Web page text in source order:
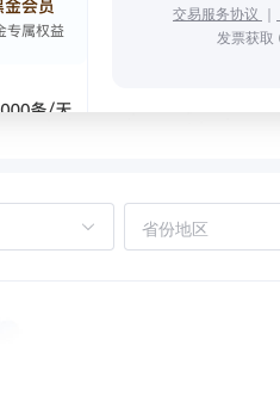
交易服务协议 ｜
发票获取
省份地区